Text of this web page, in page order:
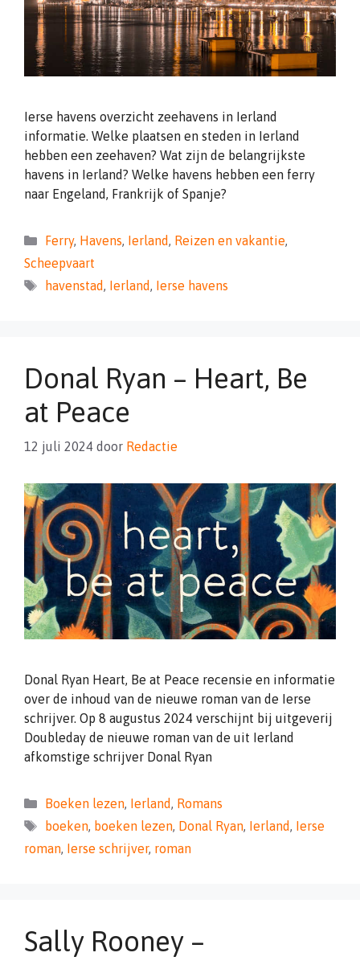
Ierse havens overzicht zeehavens in Ierland
informatie. Welke plaatsen en steden in Ierland
hebben een zeehaven? Wat zijn de belangrijkste
havens in Ierland? Welke havens hebben een ferry
naar Engeland, Frankrijk of Spanje?
Categorieën
Ferry, Havens, Ierland, Reizen en vakantie,
Scheepvaart
Tags
havenstad, Ierland, Ierse havens
Donal Ryan – Heart, Be
at Peace
12 juli 2024 door Redactie
Donal Ryan Heart, Be at Peace recensie en informatie
over de inhoud van de nieuwe roman van de Ierse
schrijver. Op 8 augustus 2024 verschijnt bij uitgeverij
Doubleday de nieuwe roman van de uit Ierland
afkomstige schrijver Donal Ryan
Categorieën
Boeken lezen, Ierland, Romans
Tags
boeken, boeken lezen, Donal Ryan, Ierland, Ierse
roman, Ierse schrijver, roman
Sally Rooney –